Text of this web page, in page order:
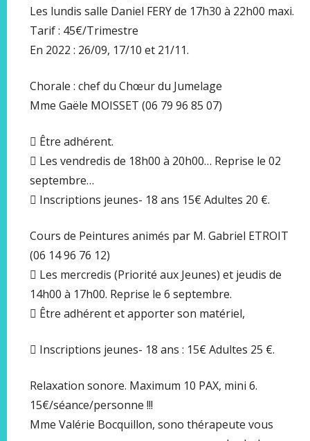
Les lundis salle Daniel FERY de 17h30 à 22h00 maxi.
Tarif : 45€/Trimestre
En 2022 : 26/09, 17/10 et 21/11.
Chorale : chef du Chœur du Jumelage
Mme Gaële MOISSET (06 79 96 85 07)
 Être adhérent.
 Les vendredis de 18h00 à 20h00… Reprise le 02
septembre…
 Inscriptions jeunes- 18 ans 15€ Adultes 20 €.
Cours de Peintures animés par M. Gabriel ETROIT
(06 14 96 76 12)
 Les mercredis (Priorité aux Jeunes) et jeudis de
14h00 à 17h00. Reprise le 6 septembre.
 Être adhérent et apporter son matériel,
 Inscriptions jeunes- 18 ans : 15€ Adultes 25 €.
Relaxation sonore. Maximum 10 PAX, mini 6.
15€/séance/personne !!!
Mme Valérie Bocquillon, sono thérapeute vous